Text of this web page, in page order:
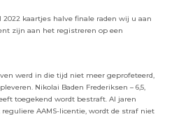
2022 kaartjes halve finale raden wij u aan
zijn aan het registreren op een
werd in die tijd niet meer geprofeteerd,
Nikolai Baden Frederiksen – 6,5,
toegekend wordt bestraft. Al jaren
AAMS-licentie, wordt de straf niet